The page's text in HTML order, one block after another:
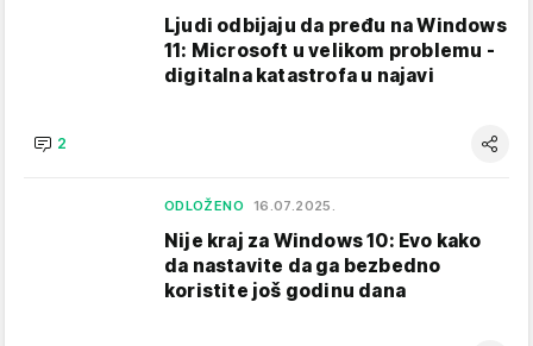
Ljudi odbijaju da pređu na Windows
11: Microsoft u velikom problemu -
digitalna katastrofa u najavi
2
ODLOŽENO 16.07.2025.
Nije kraj za Windows 10: Evo kako
da nastavite da ga bezbedno
koristite još godinu dana